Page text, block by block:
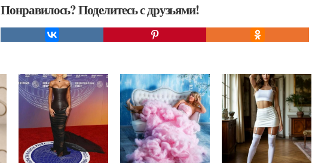
Понравилось? Поделитесь с друзьями!